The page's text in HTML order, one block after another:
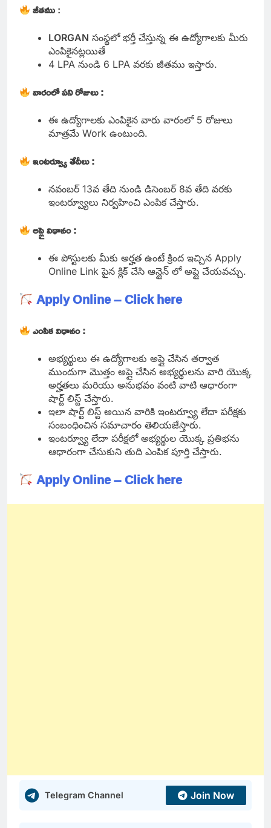
జీతము:
LORGAN సంస్థలో భర్తీ చేస్తున్న ఈ ఉద్యోగాలకు మీరు
ఎంపికైనట్లయితే
4 LPA నుండి 6 LPA వరకు జీతము ఇస్తారు.
వారంలో పని రోజులు :
ఈ ఉద్యోగాలకు ఎంపికైన వారు వారంలో 5 రోజులు
మాత్రమే Work ఉంటుంది.
ఇంటర్వ్యూ తేదీలు :
నవంబర్ 13వ తేది నుండి డిసెంబర్ 8వ తేది వరకు
ఇంటర్వ్యూలు నిర్వహించి ఎంపిక చేస్తారు.
అప్లై విధానం :
ఈ పోస్టులకు మీకు అర్హత ఉంటే క్రింద ఇచ్చిన Apply
Online Link పైన క్లిక్ చేసి ఆన్లైన్ లో అప్లై చేయవచ్చు.
Apply Online – Click here
ఎంపిక విధానం :
అభ్యర్థులు ఈ ఉద్యోగాలకు అప్లై చేసిన తర్వాత
ముందుగా మొత్తం అప్లై చేసిన అభ్యర్థులను వారి యొక్క
అర్హతలు మరియు అనుభవం వంటి వాటి ఆధారంగా
షార్ట్ లిస్ట్ చేస్తారు.
ఇలా షార్ట్ లిస్ట్ అయిన వారికి ఇంటర్వ్యూ లేదా పరీక్షకు
సంబంధించిన సమాచారం తెలియజేస్తారు.
ఇంటర్వ్యూ లేదా పరీక్షలో అభ్యర్థుల యొక్క ప్రతిభను
ఆధారంగా చేసుకుని తుది ఎంపిక పూర్తి చేస్తారు.
Apply Online – Click here
Telegram Channel Join Now